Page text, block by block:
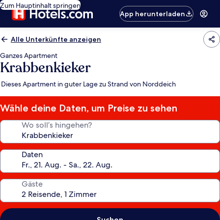
Zum Hauptinhalt springen
App herunterladen
Alle Unterkünfte anzeigen
Ganzes Apartment
Krabbenkieker
Dieses Apartment in guter Lage zu Strand von Norddeich
Wähle deine Daten, um Preise zu sehen
Wo soll’s hingehen?
Daten
Gäste